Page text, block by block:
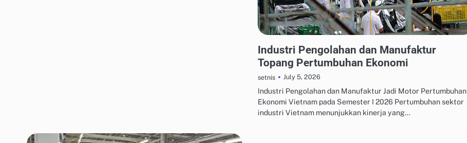
Industri Pengolahan dan Manufaktur
Topang Pertumbuhan Ekonomi
setnis July 5, 2026
Industri Pengolahan dan Manufaktur Jadi Motor Pertumbuhan
Ekonomi Vietnam pada Semester I 2026 Pertumbuhan sektor
industri Vietnam menunjukkan kinerja yang…